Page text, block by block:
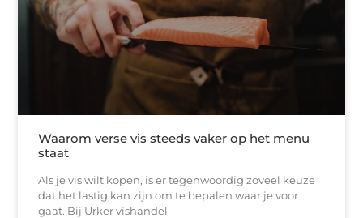
Waarom verse vis steeds vaker op het menu
staat
Als je vis wilt kopen, is er tegenwoordig zoveel keuze
dat het lastig kan zijn om te bepalen waar je voor
gaat. Bij Urker vishandel